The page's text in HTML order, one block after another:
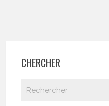
CHERCHER